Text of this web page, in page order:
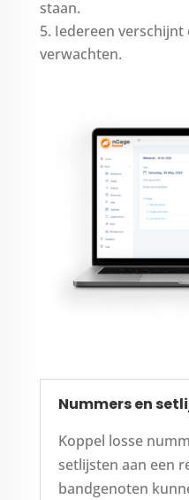
staan.
Iedereen verschijnt
verwachten.
Nummers en
Koppel losse
setlijsten aan een
bandgenoten